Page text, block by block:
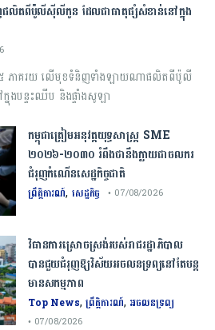
ផលិតពីប៉ូលីស៊ីលីកូន ដែលជាធាតុផ្សំសំខាន់នៅក្នុង
១៥ ភាគរយ លើមុខទំនិញទាំងឡាយណាផលិតពីប៉ូលី
ងបន្ទះឈីប និងផ្ទាំងសូឡា
កម្ពុជា​ត្រៀមអនុវត្ត​យុទ្ធសាស្ត្រ​ ​SME​ ​
២០២៦​-​២០៣០​ រំពឹងថានឹងក្លាយ​ជា​ចលករ​
ជំរុញ​កំណើន​សេដ្ឋកិច្ច​ជាតិ​
ព្រឹត្តិការណ៍, សេដ្ឋកិច្ច • 07/08/2026
វិធានការស្រោចស្រង់របស់រាជរដ្ឋាភិបាល​
បាន​ជួយ​ជំរុញឱ្យវិស័យ​អចលនទ្រព្យនៅតែបន្ត​
មានសកម្មភាព
Top News,ព្រឹត្តិការណ៍, អចលនទ្រព្យ
• 07/08/2026